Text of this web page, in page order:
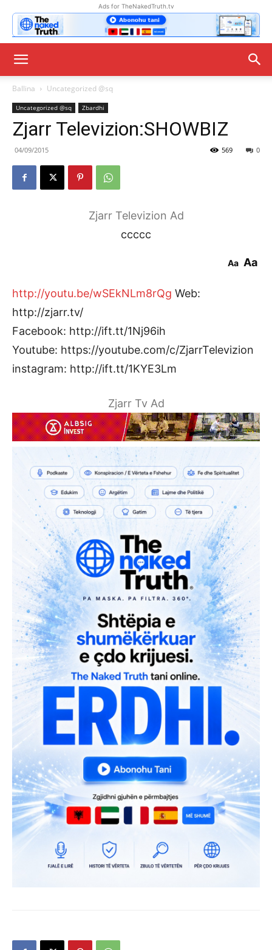
Ads for TheNakedTruth.tv
Ballina Uncategorized @sq
Uncategorized @sq Zbardhi
Zjarr Televizion:SHOWBIZ
04/09/2015 0
569
Zjarr Televizion Ad
ccccc
Aa Aa
http://youtu.be/wSEkNLm8rQg Web:
http://zjarr.tv/
Facebook: http://ift.tt/1Nj96ih
Youtube: https://youtube.com/c/ZjarrTelevizion
instagram: http://ift.tt/1KYE3Lm
Zjarr Tv Ad